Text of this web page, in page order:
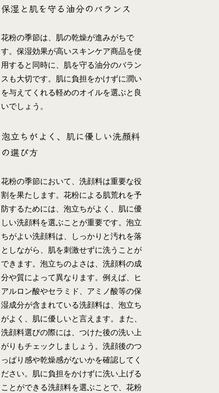
保湿と肌を守る油分のバランス
花粉の季節は、肌の乾燥が進みがちで
す。保湿効果が高いスキンケア商品を使
用すると同時に、肌を守る油分のバラン
スも大切です。肌に負担をかけずに潤い
を与えてくれる軽めのオイルを選ぶと良
いでしょう。
泡立ちがよく、肌に優しい洗顔料
の選び方
花粉の季節において、洗顔料は重要な役
割を果たします。花粉による肌荒れを予
防するためには、泡立ちがよく、肌に優
しい洗顔料を選ぶことが重要です。泡立
ちがよい洗顔料は、しっかりと汚れを落
としながら、肌を刺激せずに洗うことが
できます。泡立ちのよさは、洗顔料の成
分や質によって異なります。例えば、ヒ
アルロン酸やセラミド、アミノ酸等の保
湿成分が含まれている洗顔料は、泡立ち
がよく、肌に優しいと言えます。また、
洗顔料選びの際には、つけた後の洗い上
がりもチェックしましょう。洗顔後のつ
っぱり感や乾燥感がないかを確認してく
ださい。肌に負担をかけずに洗い上げる
ことができる洗顔料を選ぶことで、花粉